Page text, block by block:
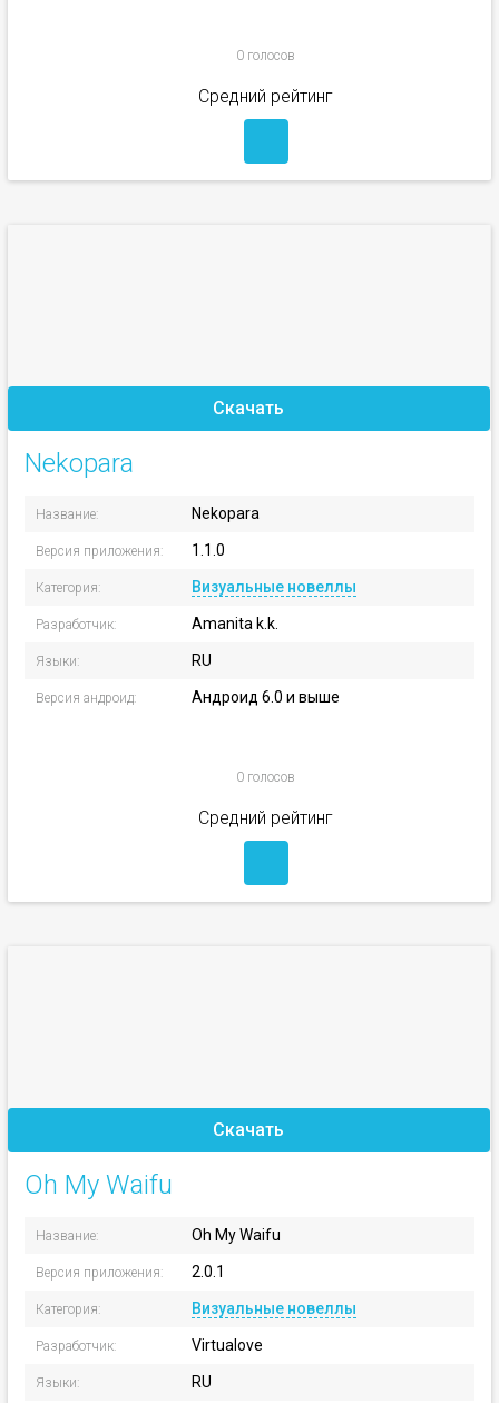
0 голосов
Средний рейтинг
Скачать
Nekopara
Название: Nekopara
Версия приложения: 1.1.0
Категория: Визуальные новеллы
Разработчик: Amanita k.k.
Языки: RU
Версия андроид: Андроид 6.0 и выше
0 голосов
Средний рейтинг
Скачать
Oh My Waifu
Название: Oh My Waifu
Версия приложения: 2.0.1
Категория: Визуальные новеллы
Разработчик: Virtualove
Языки: RU